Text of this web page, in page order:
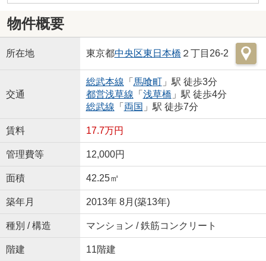
物件概要
所在地 東京都中央区東日本橋 ２丁目26-2
交通
総武本線 「 馬喰町」駅 徒歩3分
都営浅草線 「 浅草橋 」駅 徒歩4分
総武線 「 両国 」駅 徒歩7分
賃料 17.7万円
管理費等 12,000円
面積 42.25㎡
築年月 2013年 8月(築13年)
種別 / 構造 マンション / 鉄筋コンクリート
階建 11階建